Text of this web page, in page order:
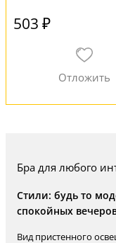
503 ₽
Бра для любого
Стили: будь то
спокойных
Вид пристенного